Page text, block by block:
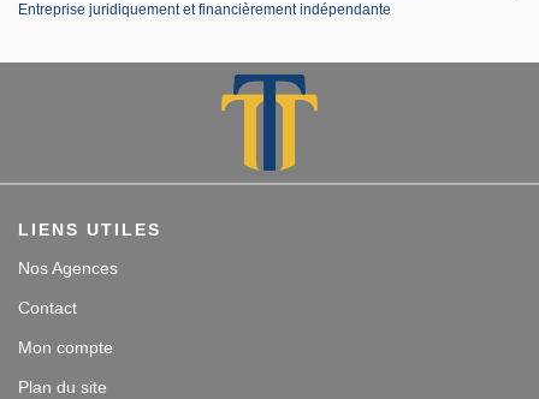
Entreprise juridiquement et financièrement indépendante
LIENS UTILES
Nos Agences
Contact
Mon compte
Plan du site